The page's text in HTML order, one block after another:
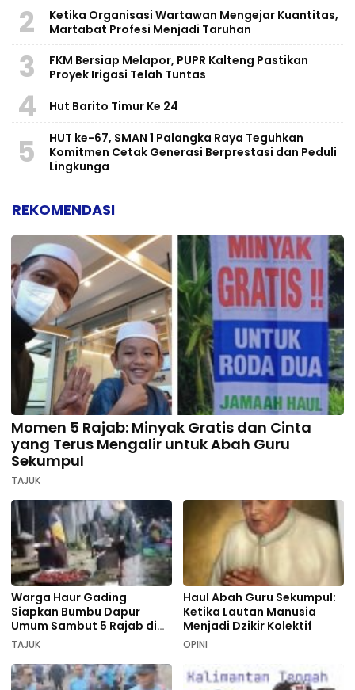
2
Ketika Organisasi Wartawan Mengejar Kuantitas,
Martabat Profesi Menjadi Taruhan
3
FKM Bersiap Melapor, PUPR Kalteng Pastikan
Proyek Irigasi Telah Tuntas
4 Hut Barito Timur Ke 24
5
HUT ke-67, SMAN 1 Palangka Raya Teguhkan
Komitmen Cetak Generasi Berprestasi dan Peduli
Lingkunga
REKOMENDASI
Momen 5 Rajab: Minyak Gratis dan Cinta
yang Terus Mengalir untuk Abah Guru
Sekumpul
TAJUK
Warga Haur Gading
Siapkan Bumbu Dapur
Umum Sambut 5 Rajab di
Sekumpul
TAJUK
Haul Abah Guru Sekumpul:
Ketika Lautan Manusia
Menjadi Dzikir Kolektif
OPINI